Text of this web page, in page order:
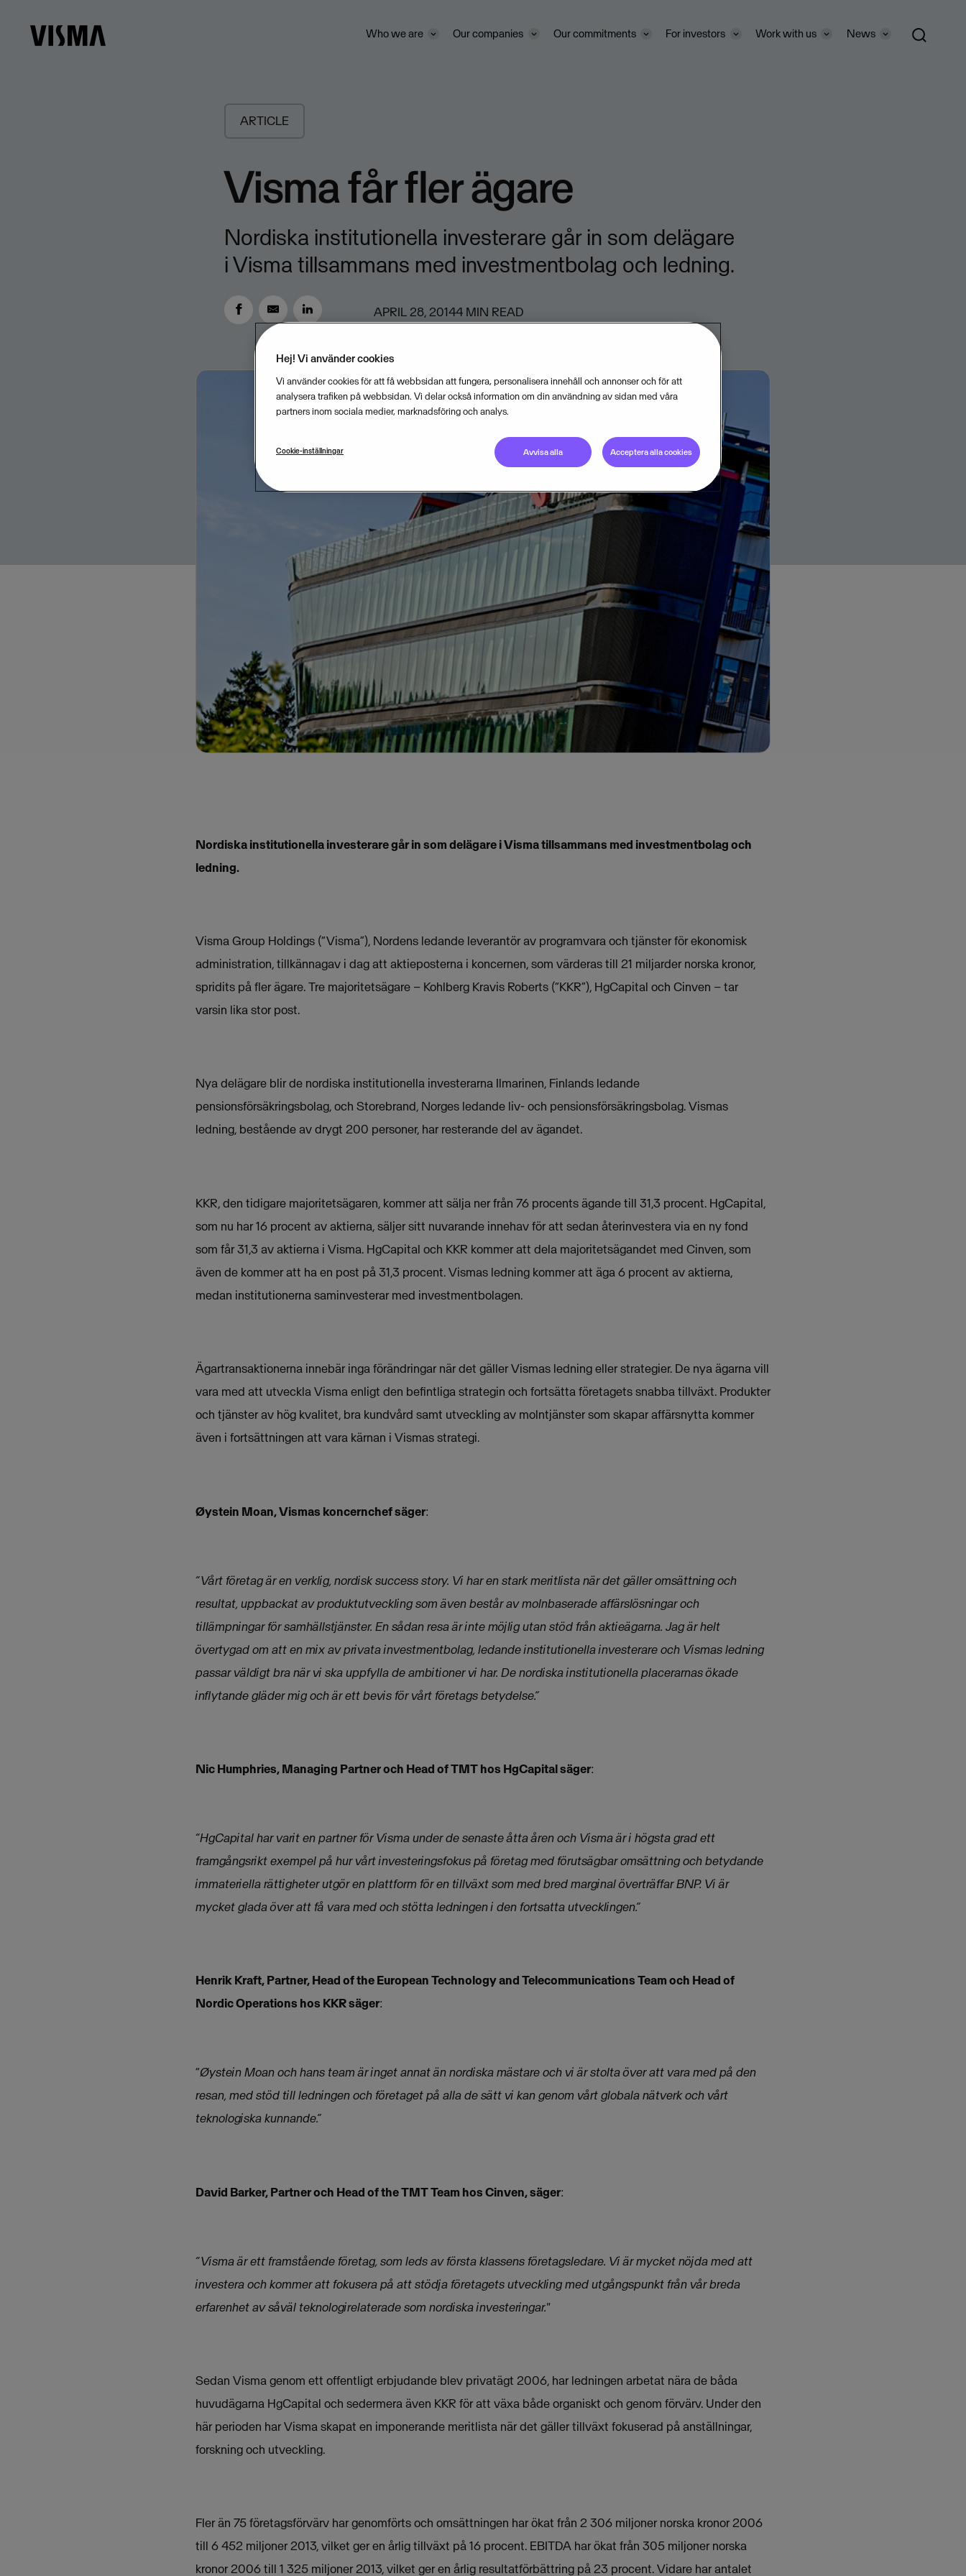
Who we are Our companies Our commitments For investors Work with us News
ARTICLE
Visma får fler ägare
Nordiska institutionella investerare går in som delägare
i Visma tillsammans med investmentbolag och ledning.
APRIL 28, 20144 MIN READ
Nordiska institutionella investerare går in som delägare i Visma tillsammans med investmentbolag och
ledning.
Visma Group Holdings (“Visma”), Nordens ledande leverantör av programvara och tjänster för ekonomisk
administration, tillkännagav i dag att aktieposterna i koncernen, som värderas till 21 miljarder norska kronor,
spridits på fler ägare. Tre majoritetsägare – Kohlberg Kravis Roberts (“KKR”), HgCapital och Cinven – tar
varsin lika stor post.
Nya delägare blir de nordiska institutionella investerarna Ilmarinen, Finlands ledande
pensionsförsäkringsbolag, och Storebrand, Norges ledande liv- och pensionsförsäkringsbolag. Vismas
ledning, bestående av drygt 200 personer, har resterande del av ägandet.
KKR, den tidigare majoritetsägaren, kommer att sälja ner från 76 procents ägande till 31,3 procent. HgCapital,
som nu har 16 procent av aktierna, säljer sitt nuvarande innehav för att sedan återinvestera via en ny fond
som får 31,3 av aktierna i Visma. HgCapital och KKR kommer att dela majoritetsägandet med Cinven, som
även de kommer att ha en post på 31,3 procent. Vismas ledning kommer att äga 6 procent av aktierna,
medan institutionerna saminvesterar med investmentbolagen.
Ägartransaktionerna innebär inga förändringar när det gäller Vismas ledning eller strategier. De nya ägarna vill
vara med att utveckla Visma enligt den befintliga strategin och fortsätta företagets snabba tillväxt. Produkter
och tjänster av hög kvalitet, bra kundvård samt utveckling av molntjänster som skapar affärsnytta kommer
även i fortsättningen att vara kärnan i Vismas strategi.
Øystein Moan, Vismas koncernchef säger:
“Vårt företag är en verklig, nordisk success story. Vi har en stark meritlista när det gäller omsättning och
resultat, uppbackat av produktutveckling som även består av molnbaserade affärslösningar och
tillämpningar för samhällstjänster. En sådan resa är inte möjlig utan stöd från aktieägarna. Jag är helt
övertygad om att en mix av privata investmentbolag, ledande institutionella investerare och Vismas ledning
passar väldigt bra när vi ska uppfylla de ambitioner vi har. De nordiska institutionella placerarnas ökade
inflytande gläder mig och är ett bevis för vårt företags betydelse.”
Nic Humphries, Managing Partner och Head of TMT hos HgCapital säger:
“HgCapital har varit en partner för Visma under de senaste åtta åren och Visma är i högsta grad ett
framgångsrikt exempel på hur vårt investeringsfokus på företag med förutsägbar omsättning och betydande
immateriella rättigheter utgör en plattform för en tillväxt som med bred marginal överträffar BNP. Vi är
mycket glada över att få vara med och stötta ledningen i den fortsatta utvecklingen.”
Henrik Kraft, Partner, Head of the European Technology and Telecommunications Team och Head of
Nordic Operations hos KKR säger:
“Øystein Moan och hans team är inget annat än nordiska mästare och vi är stolta över att vara med på den
resan, med stöd till ledningen och företaget på alla de sätt vi kan genom vårt globala nätverk och vårt
teknologiska kunnande.”
David Barker, Partner och Head of the TMT Team hos Cinven, säger:
“Visma är ett framstående företag, som leds av första klassens företagsledare. Vi är mycket nöjda med att
investera och kommer att fokusera på att stödja företagets utveckling med utgångspunkt från vår breda
erfarenhet av såväl teknologirelaterade som nordiska investeringar."
Sedan Visma genom ett offentligt erbjudande blev privatägt 2006, har ledningen arbetat nära de båda
huvudägarna HgCapital och sedermera även KKR för att växa både organiskt och genom förvärv. Under den
här perioden har Visma skapat en imponerande meritlista när det gäller tillväxt fokuserad på anställningar,
forskning och utveckling.
Fler än 75 företagsförvärv har genomförts och omsättningen har ökat från 2 306 miljoner norska kronor 2006
till 6 452 miljoner 2013, vilket ger en årlig tillväxt på 16 procent. EBITDA har ökat från 305 miljoner norska
kronor 2006 till 1 325 miljoner 2013, vilket ger en årlig resultatförbättring på 23 procent. Vidare har antalet
Hej! Vi använder cookies
Vi använder cookies för att få webbsidan att fungera, personalisera innehåll och annonser och för att
analysera trafiken på webbsidan. Vi delar också information om din användning av sidan med våra
partners inom sociala medier, marknadsföring och analys.
Cookie-inställningar Avvisa alla Acceptera alla cookies